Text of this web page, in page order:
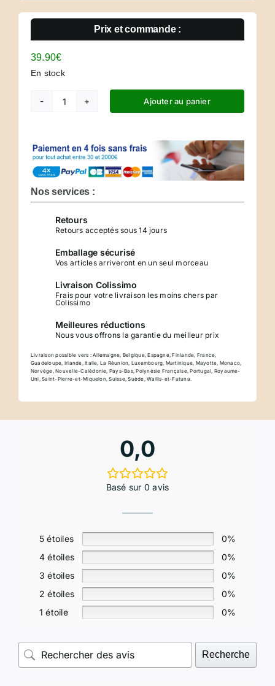
Prix et commande :
39.90€
En stock
quantité
Collier
Fleur
de
Lotus
CHRIZELTIA
Ajouter au panier
Nos services :
Retours
Retours acceptés sous 14 jours
Emballage sécurisé
Vos articles arriveront en un seul morceau
Livraison Colissimo
Frais pour votre livraison les moins chers par
Colissimo
Meilleures réductions
Nous vous offrons la garantie du meilleur prix
Livraison possible vers : Allemagne, Belgique, Espagne, Finlande, France,
Guadeloupe, Irlande, Italie, La Réunion, Luxembourg, Martinique, Mayotte, Monaco,
Norvège, Nouvelle-Calédonie, Pays-Bas, Polynésie Française, Portugal, Royaume-
Uni, Saint-Pierre-et-Miquelon, Suisse, Suède, Wallis-et-Futuna.
0,0
Basé sur 0 avis
5 étoiles
0%
4 étoiles
0%
3 étoiles
0%
2 étoiles
0%
1 étoile
0%
Recherche